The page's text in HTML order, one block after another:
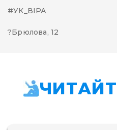
#УК_ВІРА
?Брюлова, 12